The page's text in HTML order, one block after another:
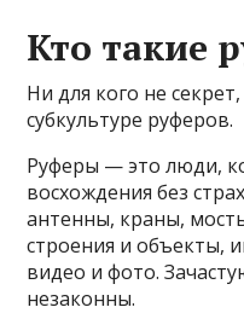
Кто такие
Ни для кого не
субкультуре руферов.
Руферы — это люди,
восхождения без
антенны, краны,
строения и объекты,
видео и фото.
незаконны.